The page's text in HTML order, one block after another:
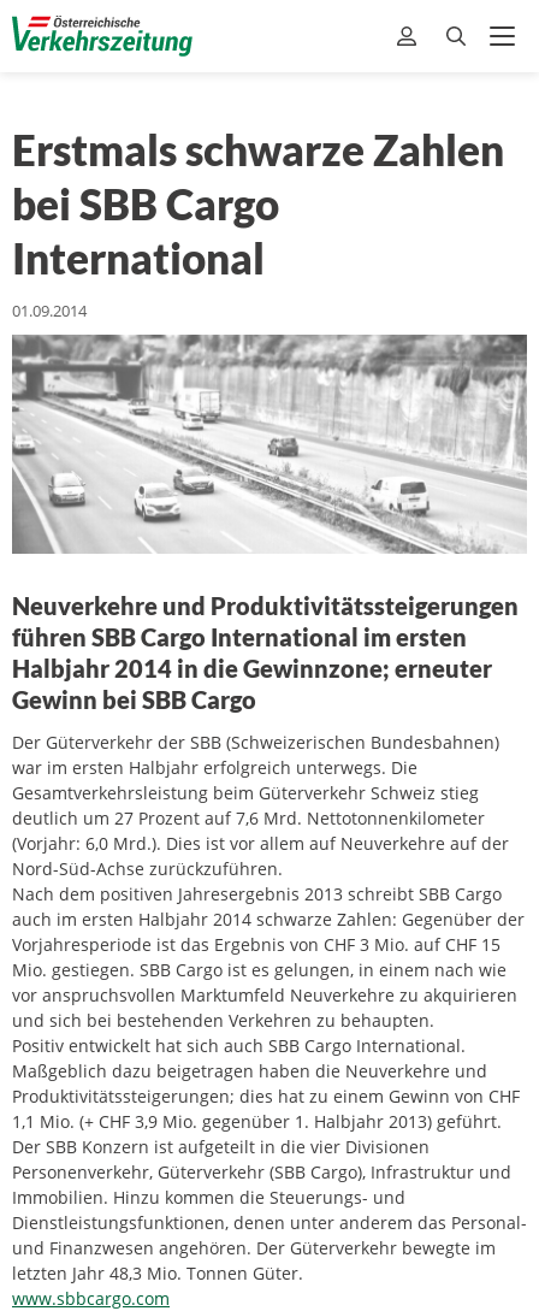
Erstmals schwarze Zahlen
bei SBB Cargo
International
01.09.2014
Neuverkehre und Produktivitätssteigerungen
führen SBB Cargo International im ersten
Halbjahr 2014 in die Gewinnzone; erneuter
Gewinn bei SBB Cargo
Der Güterverkehr der SBB (Schweizerischen Bundesbahnen)
war im ersten Halbjahr erfolgreich unterwegs. Die
Gesamtverkehrsleistung beim Güterverkehr Schweiz stieg
deutlich um 27 Prozent auf 7,6 Mrd. Nettotonnenkilometer
(Vorjahr: 6,0 Mrd.). Dies ist vor allem auf Neuverkehre auf der
Nord-Süd-Achse zurückzuführen.
Nach dem positiven Jahresergebnis 2013 schreibt SBB Cargo
auch im ersten Halbjahr 2014 schwarze Zahlen: Gegenüber der
Vorjahresperiode ist das Ergebnis von CHF 3 Mio. auf CHF 15
Mio. gestiegen. SBB Cargo ist es gelungen, in einem nach wie
vor anspruchsvollen Marktumfeld Neuverkehre zu akquirieren
und sich bei bestehenden Verkehren zu behaupten.
Positiv entwickelt hat sich auch SBB Cargo International.
Maßgeblich dazu beigetragen haben die Neuverkehre und
Produktivitätssteigerungen; dies hat zu einem Gewinn von CHF
1,1 Mio. (+ CHF 3,9 Mio. gegenüber 1. Halbjahr 2013) geführt.
Der SBB Konzern ist aufgeteilt in die vier Divisionen
Personenverkehr, Güterverkehr (SBB Cargo), Infrastruktur und
Immobilien. Hinzu kommen die Steuerungs- und
Dienstleistungsfunktionen, denen unter anderem das Personal-
und Finanzwesen angehören. Der Güterverkehr bewegte im
letzten Jahr 48,3 Mio. Tonnen Güter.
www.sbbcargo.com